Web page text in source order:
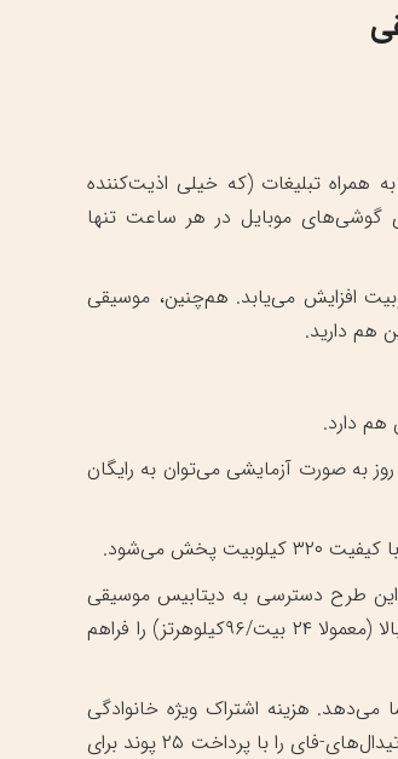
همراه تبلیغات (که خیلی اذیت‌کننده
محدود شده است و روی گوشی‌های موبایل در هر ساعت تنها
در ماه و خرید اشتراک ویژه ماهانه اسپاتیفای، کیفیت صدا تا ۳۲۰ کیلوبیت افزایش می‌یابد. هم‌چنین، موسیقی
هم دارید.
هم دارد.
برخلاف اسپاتیفای، تیدال طرح اشتراک رایگان به همراه تبلیغات نداشته و تنها به مدت ۳۰ روز به صورت آزمایشی می‌توان به رایگان
را تهیه کنید. این طرح دسترسی به دیتابیس موسیقی
بسیار بزرگی با کیفیت عالی CD و به علاوه گزینه Tidal Masters با ۲۵ هزار تراک کیفیت بالا (‌معمولا ۲۴ بیت/۹۶کیلوهرتز) را فراهم
می‌دهد. هزینه اشتراک ویژه خانوادگی
تیدال، ۱۵ پوند برای یک ماه است؛ در حالیکه خوره‌های موسیقی می‌توانند طرح خانوادگی تیدال‌های-فای را با پرداخت ۲۵ پوند برای